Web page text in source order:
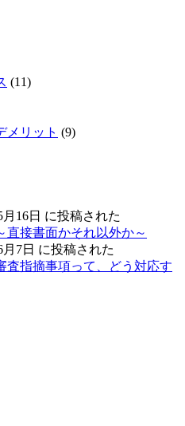
(11)
メリット (9)
月16日 に投稿された
直接書面かそれ以外か～
月7日 に投稿された
査指摘事項って、どう対応す